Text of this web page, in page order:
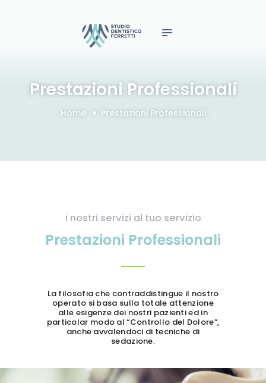
Prestazioni Professionali
Home Prestazioni Professionali
studio dentistico
denti
Novità
i nostri servizi al tuo servizio
Prestazioni Professionali
La filosofia che contraddistingue il nostro
operato si basa sulla totale attenzione
alle esigenze dei nostri pazienti ed in
particolar modo al “Controllo del Dolore”,
anche avvalendoci di tecniche di
sedazione.